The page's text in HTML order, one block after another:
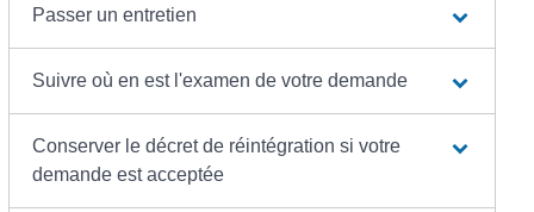
Passer un entretien
Suivre où en est l'examen de votre demande
Conserver le décret de réintégration si votre
demande est acceptée